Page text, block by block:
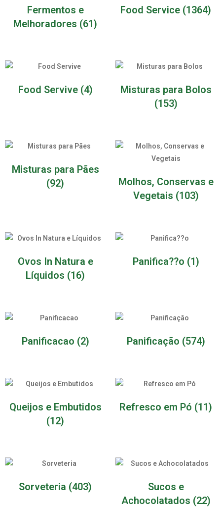
Fermentos e
Melhoradores (61)
Food Service (1364)
Food Servive (4)
Misturas para Bolos
(153)
Misturas para Pães
(92)
Molhos, Conservas e
Vegetais (103)
Ovos In Natura e
Líquidos (16)
Panifica??o (1)
Panificacao (2) Panificação (574)
Queijos e Embutidos
(12)
Refresco em Pó (11)
Sorveteria (403)
Sucos e
Achocolatados (22)